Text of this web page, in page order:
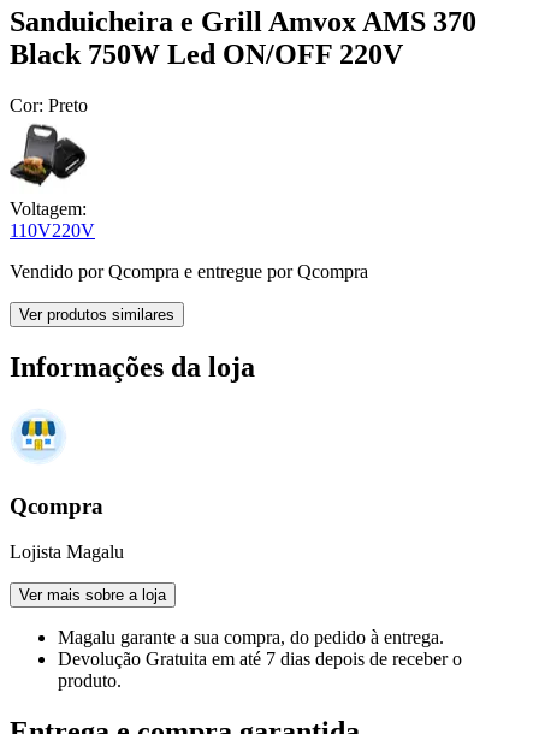
Sanduicheira e Grill Amvox AMS 370
Black 750W Led ON/OFF 220V
Cor: Preto
Voltagem:
110V220V
Vendido porQcompra e entregue por Qcompra
Ver produtos similares
Informações da loja
Qcompra
Lojista Magalu
Ver mais sobre a loja
Magalu garante a sua compra, do pedido à entrega.
Devolução Gratuita em até 7 dias depois de receber o
produto.